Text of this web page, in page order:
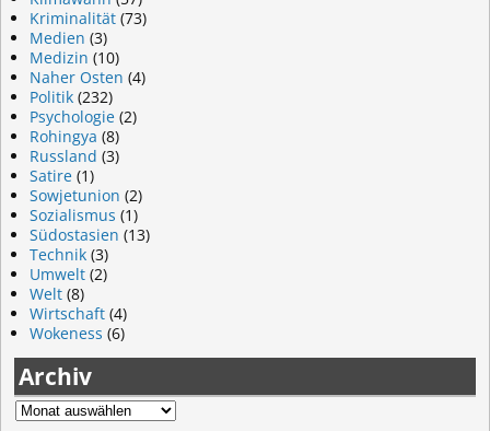
Kriminalität (73)
Medien (3)
Medizin (10)
Naher Osten (4)
Politik (232)
Psychologie (2)
Rohingya (8)
Russland (3)
Satire (1)
Sowjetunion (2)
Sozialismus (1)
Südostasien (13)
Technik (3)
Umwelt (2)
Welt (8)
Wirtschaft (4)
Wokeness (6)
Archiv